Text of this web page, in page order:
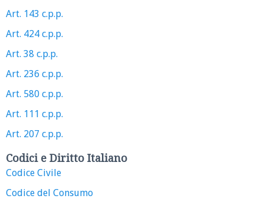
Art. 143 c.p.p.
Art. 424 c.p.p.
Art. 38 c.p.p.
Art. 236 c.p.p.
Art. 580 c.p.p.
Art. 111 c.p.p.
Art. 207 c.p.p.
Codici e Diritto Italiano
Codice Civile
Codice del Consumo